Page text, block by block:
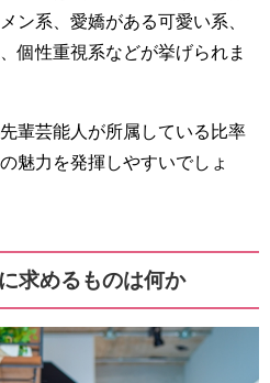
ン系、愛嬌がある可愛い系、
個性重視系などが挙げられま
先輩芸能人が所属している比率
魅力を発揮しやすいでしょ
求めるものは何か